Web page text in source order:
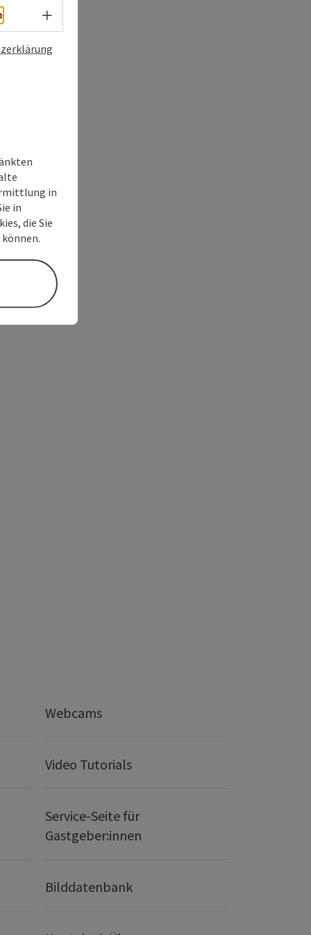
Webcams
Video Tutorials
Service-Seite für
Gastgeber:innen
Bilddatenbank
Sprachwahl - Menü öffnen
in
in
die Sie